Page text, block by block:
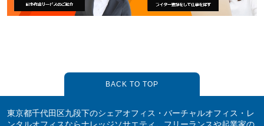
BACK TO TOP
東京都千代田区九段下のシェアオフィス・バーチャルオフィス・レ